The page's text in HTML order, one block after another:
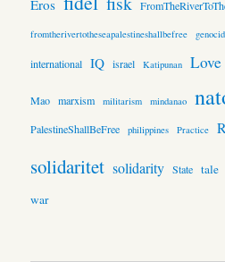
Eros
fromtherivertotheseapalestineshallbefree
international IQ israel Katipunan Love
Mao marxism militarism mindanao
PalestineShallBeFree
philippines Practice
solidaritet solidarity State tale
war